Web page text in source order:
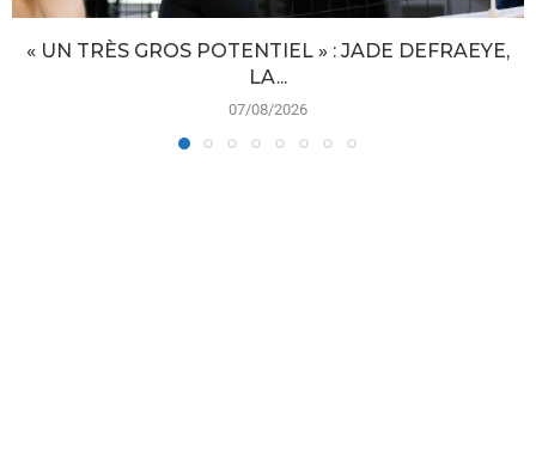
« UN TRÈS GROS POTENTIEL » : JADE DEFRAEYE,
LA...
07/08/2026